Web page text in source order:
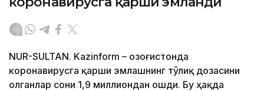
NUR-SULTAN. Kazinform – Қозоғистонда
коронавирусга қарши эмлашнинг тўлиқ дозасини
олганлар сони 1,9 миллиондан ошди. Бу ҳақда